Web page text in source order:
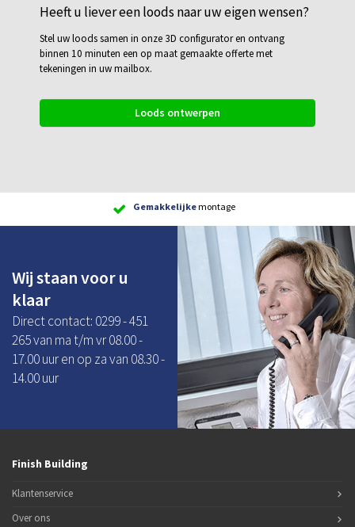
Heeft u liever een loods naar uw eigen wensen?
Stel uw loods samen in onze 3D configurator en ontvang
binnen 10 minuten een op maat gemaakte offerte met
tekeningen in uw mailbox.
Loods ontwerpen
Gemakkelijkemontage
Wij staan voor u
klaar
Direct contact: 0299 - 451
265 van ma t/m vr 08.00 -
17.00 uur en op za van 08.30 -
14.00 uur
Finish Building
Klantenservice
Over ons